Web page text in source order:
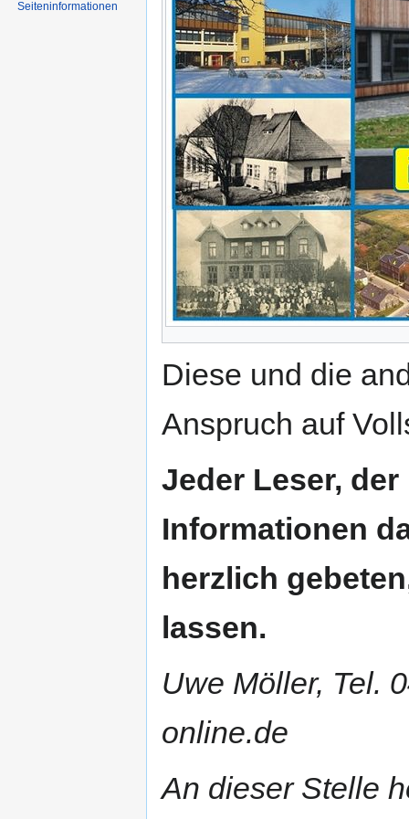
Diese und die
Anspruch auf
Jeder Leser,
Informationen
herzlich
lassen.
Uwe Möller, Tel.
online.de
An dieser Stelle
Seiten­informationen